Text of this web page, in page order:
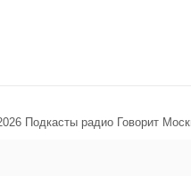
Подкасты радио Говорит